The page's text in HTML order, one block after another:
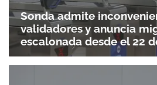
Sonda admite
validadores y anuncia
escalonada desde el 22